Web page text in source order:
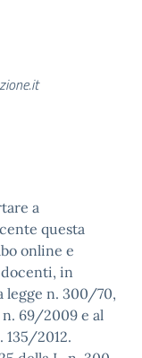
a
questa
online e
in
legge n. 300/70,
n. 69/2009 e al
135/2012.